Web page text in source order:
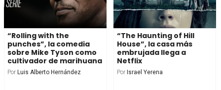
“Rolling with the
punches”, la comedia
sobre Mike Tyson como
cultivador de marihuana
Por Luis Alberto Hernández
“The Haunting of Hill
House”, la casa más
embrujada llega a
Netflix
Por Israel Yerena